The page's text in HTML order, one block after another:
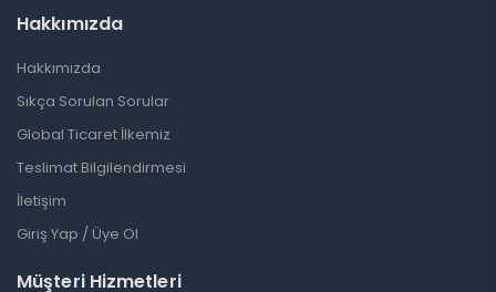
Hakkımızda
Hakkımızda
Sıkça Sorulan Sorular
Global Ticaret İlkemiz
Teslimat Bilgilendirmesi
İletişim
Giriş Yap / Üye Ol
Müşteri Hizmetleri